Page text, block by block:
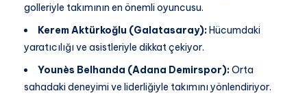
golleriyle takımının en önemli oyuncusu.
Kerem Aktürkoğlu (Galatasaray):Hücumdaki
yaratıcılığı ve asistleriyle dikkat çekiyor.
Younès Belhanda (Adana Demirspor):Orta
sahadaki deneyimi ve liderliğiyle takımını yönlendiriyor.